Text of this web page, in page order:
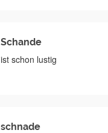
Schande
ist schon lustig
schnade